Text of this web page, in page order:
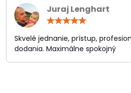
Juraj Lenghart
/
5
Skvelé jednanie, prístup,
dodania. Maximálne spokojný